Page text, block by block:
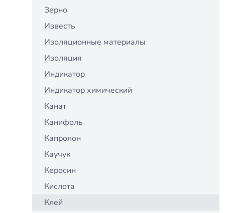
Зерно
Известь
Изоляционные материалы
Изоляция
Индикатор
Индикатор химический
Канат
Канифоль
Капролон
Каучук
Керосин
Кислота
Клей